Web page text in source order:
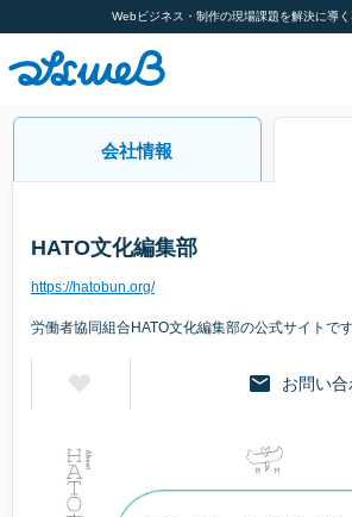
Webビジネス・制作の現場課題を解決に導
会社情報
HATO文化編集部
https://hatobun.org/
労働者協同組合HATO文化編集部の公式サイトです
お問い